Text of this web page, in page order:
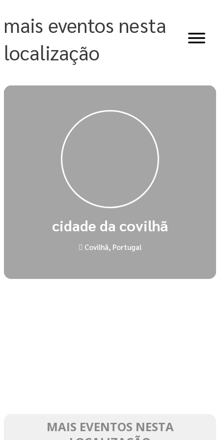
content
mais eventos nesta
localização
cidade da covilhã
Covilhã, Portugal
MAIS EVENTOS NESTA